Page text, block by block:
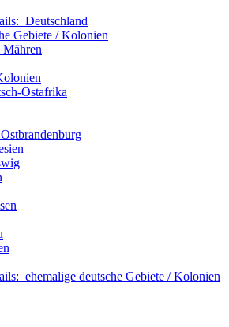
Deutschland
Gebiete / Kolonien
Ostafrika
ehemalige deutsche Gebiete / Kolonien